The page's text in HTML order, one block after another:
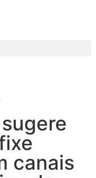
canais